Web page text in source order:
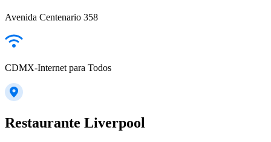
Avenida Centenario 358
CDMX-Internet para Todos
Restaurante Liverpool